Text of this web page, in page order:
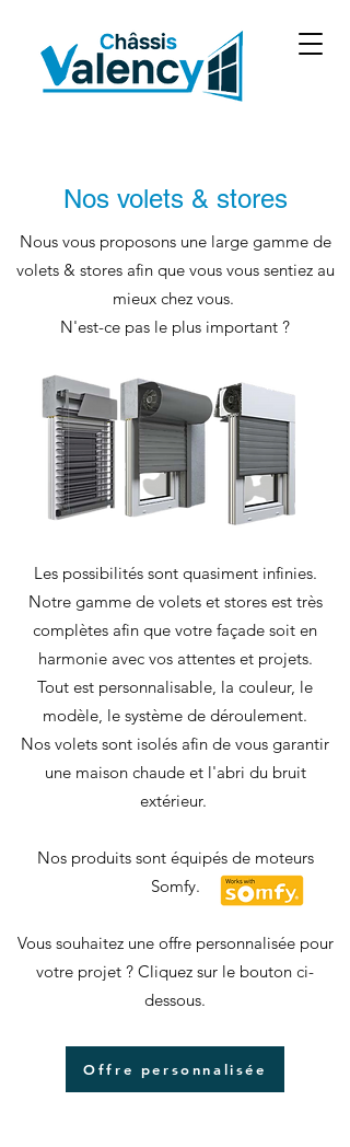
Nos volets & stores
Nous vous proposons une large gamme de
volets & stores afin que vous vous sentiez au
mieux chez vous.
N'est-ce pas le plus important ?
Les possibilités sont quasiment infinies.
Notre gamme de volets et stores est très
complètes afin que votre façade soit en
harmonie avec vos attentes et projets.
Tout est personnalisable, la couleur, le
modèle, le système de déroulement.
Nos volets sont isolés afin de vous garantir
une maison chaude et l'abri du bruit
extérieur.
Nos produits sont équipés de moteurs
Somfy.
Vous souhaitez une offre personnalisée pour
votre projet ? Cliquez sur le bouton ci-
dessous.
Offre personnalisée